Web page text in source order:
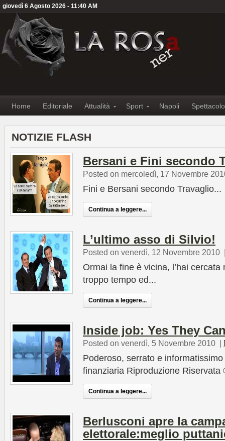
giovedì 6 Agosto 2026 - 11:40 AM
Home Editoriale Attualità Sport Napoli Spettacolo
NOTIZIE FLASH
Bersani e Fini secondo
Posted on mercoledì, 17 Novembre
Fini e Bersani secondo Travaglio...
Continua a leggere...
L’ultimo asso di Silvio!
Posted on venerdì, 12 Novembre 2010
Ormai la fine è vicina, l’hai
troppo tempo ed...
Continua a leggere...
Inside job: Yes They
Posted on venerdì, 5 Novembre 2010 |
Poderoso, serrato e
finanziaria Riproduzione Riservata
Continua a leggere...
Berlusconi apre la
elettorale:meglio